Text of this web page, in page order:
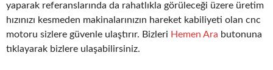
yaparak referanslarında da rahatlıkla görüleceği üzere üretim
hızınızı kesmeden makinalarınızın hareket kabiliyeti olan cnc
motoru sizlere güvenle ulaştırır. Bizleri Hemen Ara butonuna
tıklayarak bizlere ulaşabilirsiniz.